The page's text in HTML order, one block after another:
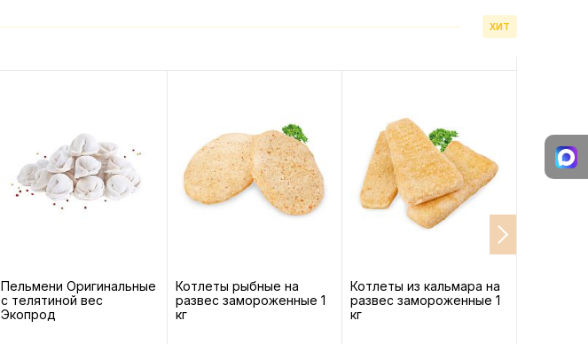
ХИТ
Пельмени Оригинальные
с телятиной вес
Экопрод
Котлеты рыбные на
развес замороженные 1
кг
Котлеты из кальмара на
развес замороженные 1
кг